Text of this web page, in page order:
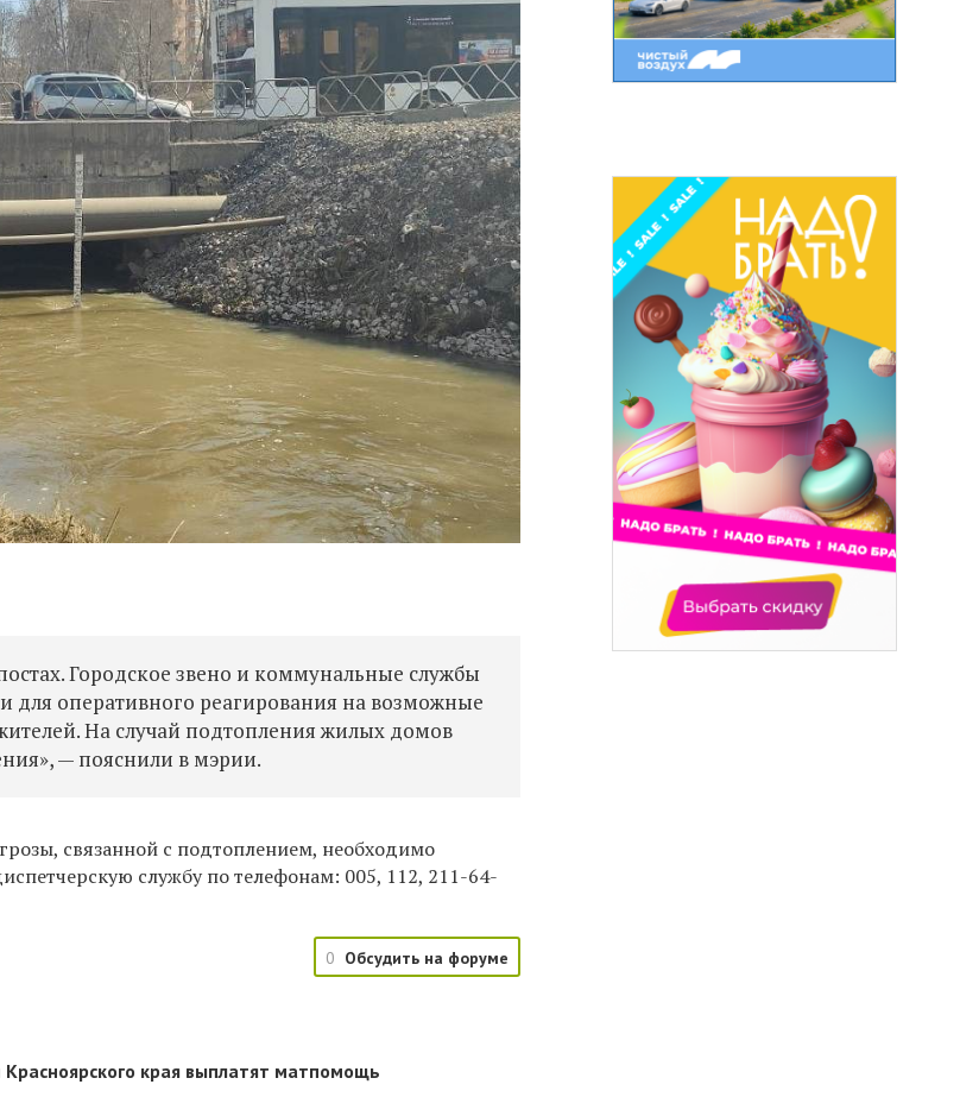
Городское звено и коммунальные службы
для оперативного реагирования на возможные
На случай подтопления жилых домов
— пояснили в мэрии.
связанной с подтоплением, необходимо
службу по телефонам: 005, 112, 211-64-
0 Обсудить на форуме
края выплатят матпомощь